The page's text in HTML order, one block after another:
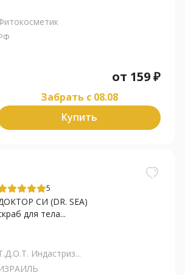
от 159₽
Забрать c 08.08
Купить
5
СИ (DR. SEA)
для тела...
Индастриз...